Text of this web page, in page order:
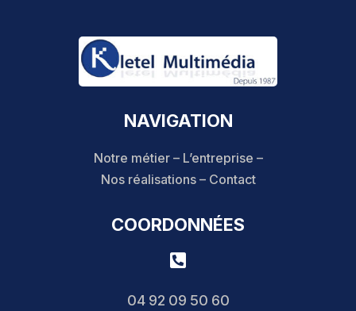
NAVIGATION
Notre métier– L’entreprise –
Nos réalisations– Contact
COORDONNÉES

04 92 09 50 60